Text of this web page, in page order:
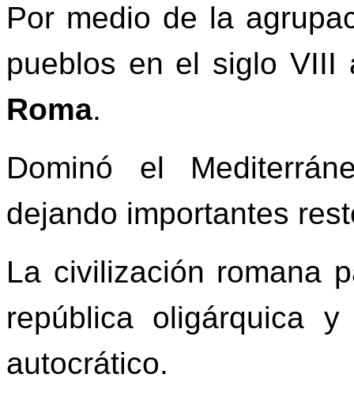
Por medio de la
pueblos en el siglo VIII
Roma.
Dominó el
dejando importantes
La civilización romana
república oligárquica
autocrático.